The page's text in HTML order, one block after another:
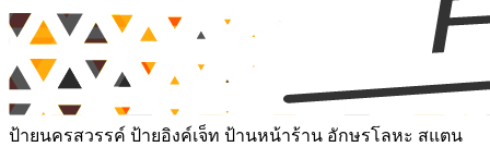
ป้ายนครสวรรค์ ป้ายอิงค์เจ็ท ป้านหน้าร้าน อักษรโลหะ สแตน